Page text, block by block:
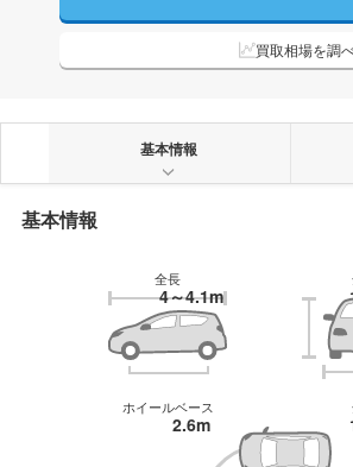
買取相場を調
基本情報
基本情報
全長
4～4.1m
ホイールベース
2.6m